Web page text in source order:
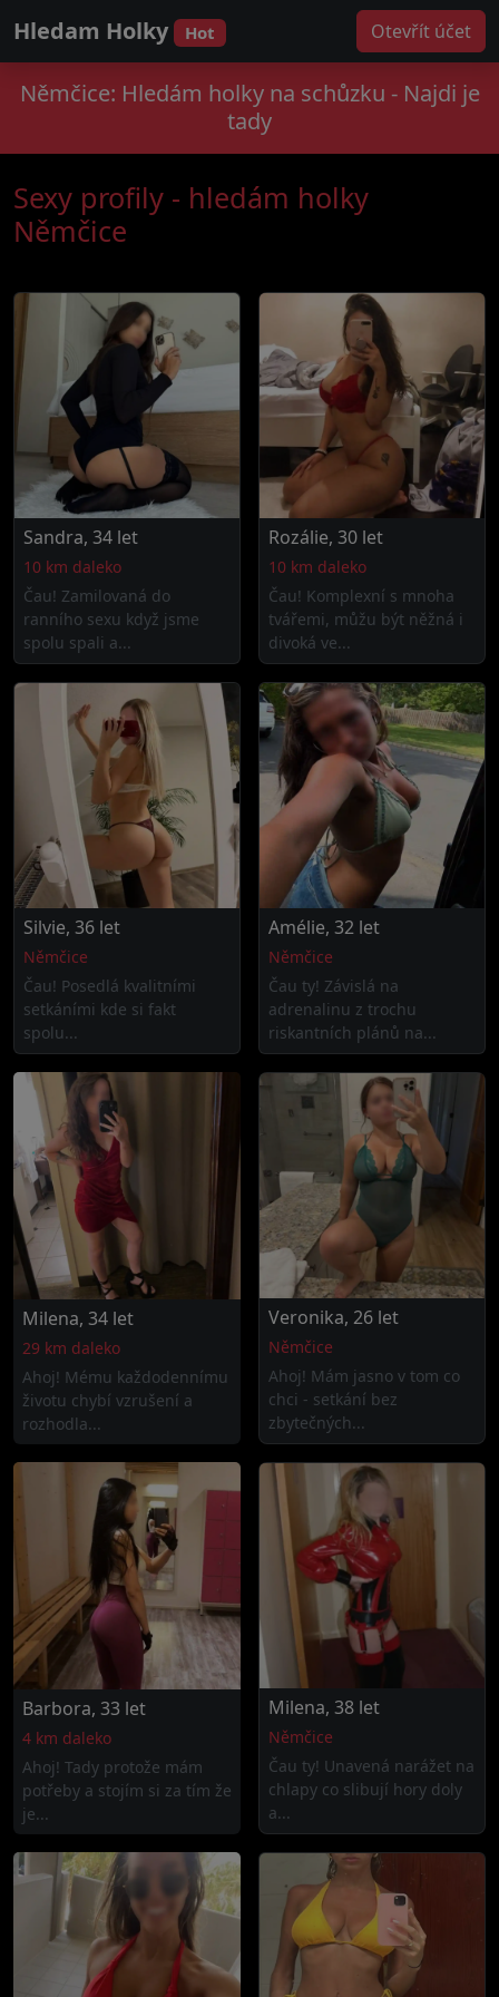
Hledam Holky Hot Otevřít účet
Němčice: Hledám holky na schůzku - Najdi je
tady
Sexy profily - hledám holky
Němčice
Sandra, 34 let
10 km daleko
Čau! Zamilovaná do
ranního sexu když jsme
spolu spali a...
Rozálie, 30 let
10 km daleko
Čau! Komplexní s mnoha
tvářemi, můžu být něžná i
divoká ve...
Silvie, 36 let
Němčice
Čau! Posedlá kvalitními
setkáními kde si fakt
spolu...
Amélie, 32 let
Němčice
Čau ty! Závislá na
adrenalinu z trochu
riskantních plánů na...
Milena, 34 let
29 km daleko
Ahoj! Mému každodennímu
životu chybí vzrušení a
rozhodla...
Veronika, 26 let
Němčice
Ahoj! Mám jasno v tom co
chci - setkání bez
zbytečných...
Barbora, 33 let
4 km daleko
Ahoj! Tady protože mám
potřeby a stojím si za tím že
je...
Milena, 38 let
Němčice
Čau ty! Unavená narážet na
chlapy co slibují hory doly
a...